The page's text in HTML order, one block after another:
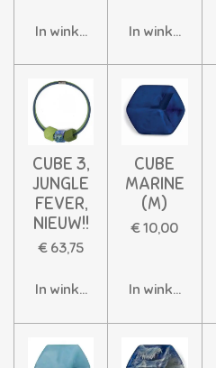
In winkelwagenIn
CUBE 3,
JUNGLE
FEVER,
NIEUW!!
€ 63,75
In winkelwagen
CUBE
MARINE
(M)
€ 10,00
In